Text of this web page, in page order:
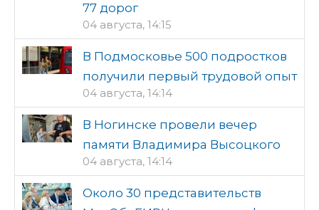
77 дорог
04 августа, 14:15
В Подмосковье 500 подростков
получили первый трудовой опыт
04 августа, 14:14
В Ногинске провели вечер
памяти Владимира Высоцкого
04 августа, 14:14
Около 30 представительств